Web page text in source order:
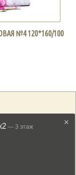
№4 120*160/100